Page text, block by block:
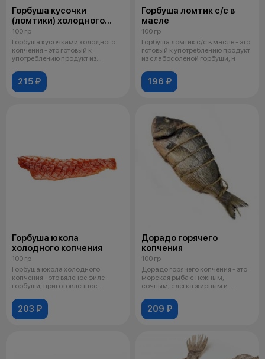
Горбуша кусочки
(ломтики) холодного
копчения
100 гр
Горбуша кусочками холодного
копчения - это готовый к
употреблению продукт из
215 ₽
Горбуша ломтик с/с в
масле
100 гр
Горбуша ломтик с/с в масле - это
готовый к употреблению продукт
из слабосоленой горбуши, н
196 ₽
Горбуша юкола
холодного копчения
100 гр
Горбуша юкола холодного
копчения - это вяленое филе
горбуши, приготовленное
203 ₽
Дорадо горячего
копчения
100 гр
Дорадо горячего копчения - это
морская рыба с нежным,
сочным, слегка жирным и
209 ₽